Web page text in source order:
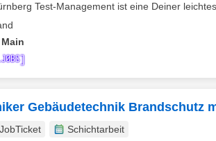
Test-Management ist eine Deiner
Gebäudetechnik Brandschutz
JobTicket
Schichtarbeit